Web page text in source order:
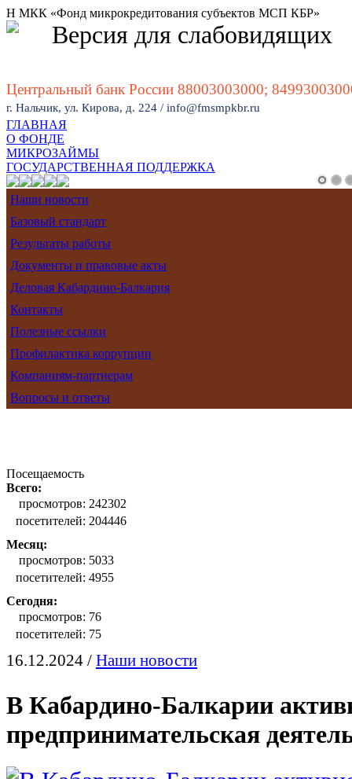
Н МКК «Фонд микрокредитования субъектов МСП КБР»
Версия для слабовидящих
Центральный банк России 88003003000;
г. Нальчик, ул. Кирова, д. 224 / info@fmsmpkbr.ru
ГЛАВНАЯ
О ФОНДЕ
МИКРОЗАЙМЫ
ГОСУДАРСТВЕННАЯ ПОДДЕРЖКА
Ставка
от 7%
до 18%
годовых
скрытых
платежей
рассмотрение
Наши новости
Базовый стандарт
Результаты работы
Документы и правовые акты
Деловая Кабардино-Балкария
Контакты
Полезные ссылки
Профилактика коррупции
Компаниям-партнерам
Вопросы и ответы
Посещаемость
Всего:
просмотров: 242302
посетителей: 204446
Месяц:
просмотров: 5033
посетителей: 4955
Сегодня:
просмотров: 76
посетителей: 75
16.12.2024 / Наши новости
В Кабардино-Балкарии
предпринимательская